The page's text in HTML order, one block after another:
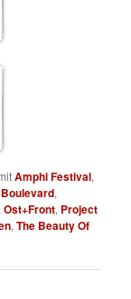
Amphi Festival,
,
,Ost+Front, Project
,The Beauty Of